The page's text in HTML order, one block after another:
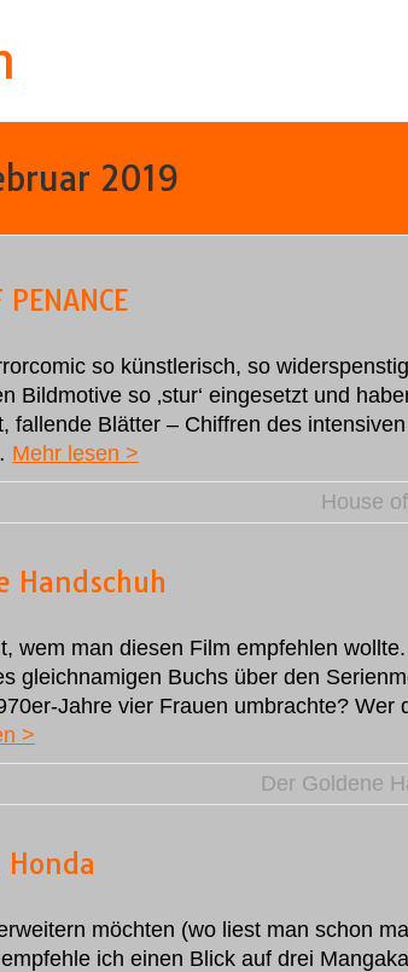
2019
so künstlerisch, so
Bildmotive so ‚stur‘ eingesetzt und
fallende Blätter – Chiffren des intensiven
Mehr lesen >
House
Handschuh
wem man diesen Film empfehlen
gleichnamigen Buchs über den
Jahre vier Frauen umbrachte? Wer
>
Der Goldene
möchten (wo liest man schon
ich einen Blick auf drei